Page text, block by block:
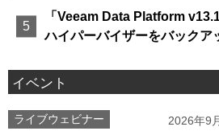
「Veeam Data Platform
ハイパーバイザーをバックア
イベント
ライブウェビナー 2026年9